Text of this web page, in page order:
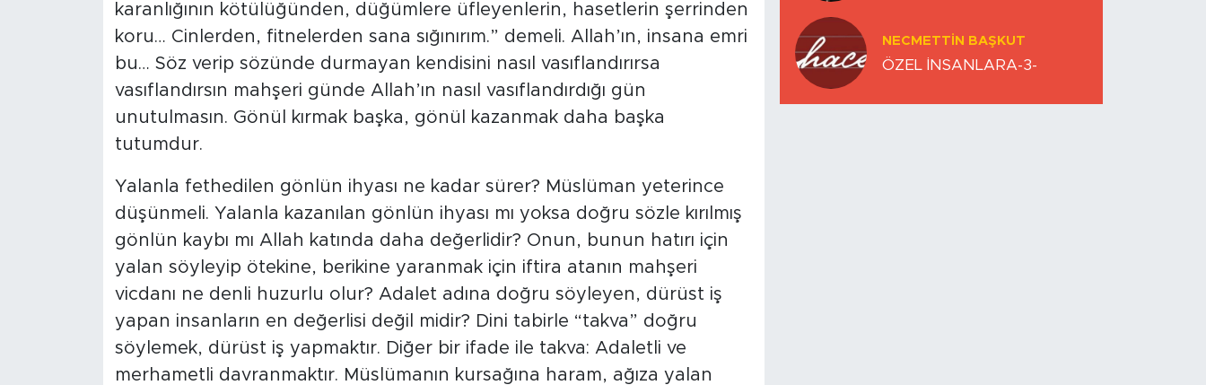
karanlığının kötülüğünden, düğümlere üfleyenlerin, hasetlerin şerrinden
koru… Cinlerden, fitnelerden sana sığınırım.” demeli. Allah’ın, insana emri
bu… Söz verip sözünde durmayan kendisini nasıl vasıflandırırsa
vasıflandırsın mahşeri günde Allah’ın nasıl vasıflandırdığı gün
unutulmasın. Gönül kırmak başka, gönül kazanmak daha başka
tutumdur.
Yalanla fethedilen gönlün ihyası ne kadar sürer? Müslüman yeterince
düşünmeli. Yalanla kazanılan gönlün ihyası mı yoksa doğru sözle kırılmış
gönlün kaybı mı Allah katında daha değerlidir? Onun, bunun hatırı için
yalan söyleyip ötekine, berikine yaranmak için iftira atanın mahşeri
vicdanı ne denli huzurlu olur? Adalet adına doğru söyleyen, dürüst iş
yapan insanların en değerlisi değil midir? Dini tabirle “takva” doğru
söylemek, dürüst iş yapmaktır. Diğer bir ifade ile takva: Adaletli ve
merhametli davranmaktır. Müslümanın kursağına haram, ağıza yalan
NECMETTIN BAŞKUT
ÖZEL İNSANLARA-3-